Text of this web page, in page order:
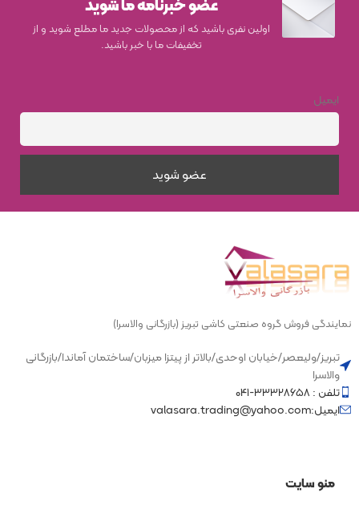
Albo Bone Relief Base
Marshal Green Concept
Temper Bone
نوع محصول
اندازه 10×60
سبک چوب
اولین نفری باشید که از محصولات جدید ما مطلع شوید و از
تخفیفات ما با خبر باشید.
ایمیل
نمایندگی فروش گروه صنعتی کاشی تبریز (بازرگانی والاسرا)
تبریز/ولیعصر/خیابان اوحدی/بالاتر از پیتزا میزبان/ساختمان آماندا/بازرگانی
والاسرا
تلفن : ۳۳۳۲۸۶۵۸-۰۴۱
ایمیل:valasara.trading@yahoo.com
منو سایت